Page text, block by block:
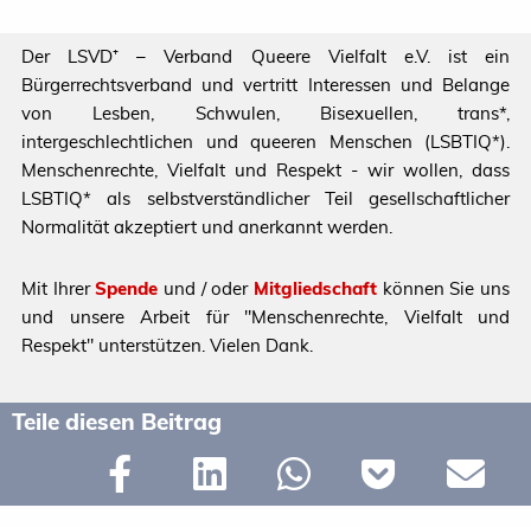
Der LSVD⁺ – Verband Queere Vielfalt e.V. ist ein
Bürgerrechtsverband und vertritt Interessen und Belange
von Lesben, Schwulen, Bisexuellen, trans*,
intergeschlechtlichen und queeren Menschen (LSBTIQ*).
Menschenrechte, Vielfalt und Respekt - wir wollen, dass
LSBTIQ* als selbstverständlicher Teil gesellschaftlicher
Normalität akzeptiert und anerkannt werden.
Mit IhrerSpende und / oder Mitgliedschaft können Sie uns
und unsere Arbeit für "Menschenrechte, Vielfalt und
Respekt" unterstützen. Vielen Dank.
Teile diesen Beitrag